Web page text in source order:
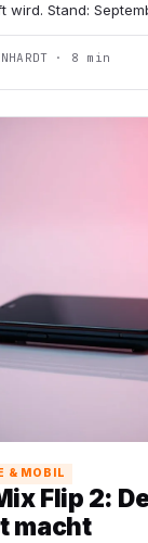
wird. Stand:
· 8 min
& MOBIL
Flip 2:
macht